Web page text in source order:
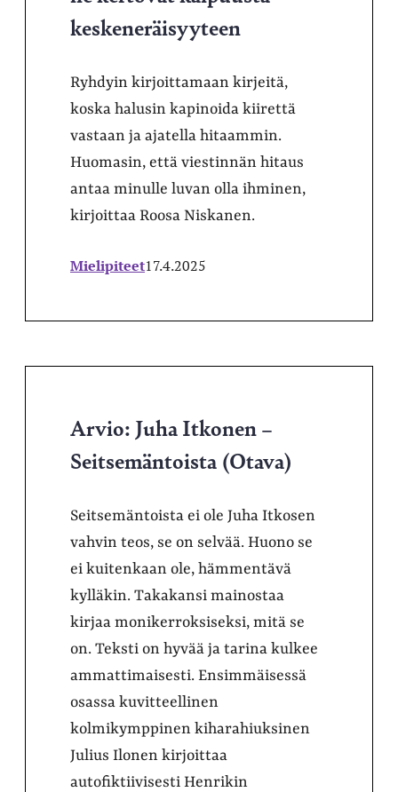
keskeneräisyyteen
Ryhdyin kirjoittamaan kirjeitä,
koska halusin kapinoida kiirettä
vastaan ja ajatella hitaammin.
Huomasin, että viestinnän hitaus
antaa minulle luvan olla ihminen,
kirjoittaa Roosa Niskanen.
Mielipiteet17.4.2025
Arvio: Juha Itkonen –
Seitsemäntoista (Otava)
Seitsemäntoista ei ole Juha Itkosen
vahvin teos, se on selvää. Huono se
ei kuitenkaan ole, hämmentävä
kylläkin. Takakansi mainostaa
kirjaa monikerroksiseksi, mitä se
on. Teksti on hyvää ja tarina kulkee
ammattimaisesti. Ensimmäisessä
osassa kuvitteellinen
kolmikymppinen kiharahiuksinen
Julius Ilonen kirjoittaa
autofiktiivisesti Henrikin